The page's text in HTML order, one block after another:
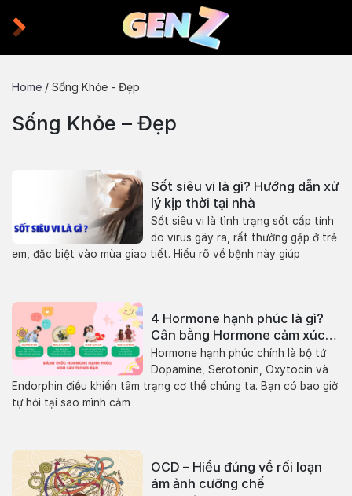
Home / Sống Khỏe - Đẹp
Sống Khỏe – Đẹp
Sốt siêu vi là gì? Hướng dẫn xử
lý kịp thời tại nhà
Sốt siêu vi là tình trạng sốt cấp tính
do virus gây ra, rất thường gặp ở trẻ
em, đặc biệt vào mùa giao tiết. Hiểu rõ về bệnh này giúp
4 Hormone hạnh phúc là gì?
Cân bằng Hormone cảm xúc
thế nào?
Hormone hạnh phúc chính là bộ tứ
Dopamine, Serotonin, Oxytocin và
Endorphin điều khiển tâm trạng cơ thể chúng ta. Bạn có bao giờ
tự hỏi tại sao mình cảm
OCD – Hiểu đúng về rối loạn
ám ảnh cưỡng chế